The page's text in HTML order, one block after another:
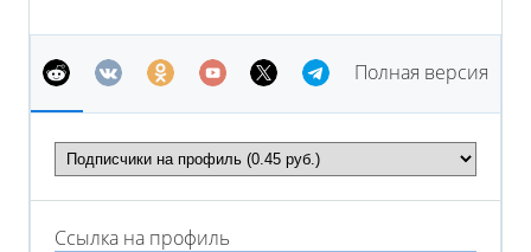
ВХОД Полная версия
Ссылка на профиль